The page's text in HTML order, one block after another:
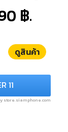
฿.
ดูสินค้า
11
store.siamphone.com